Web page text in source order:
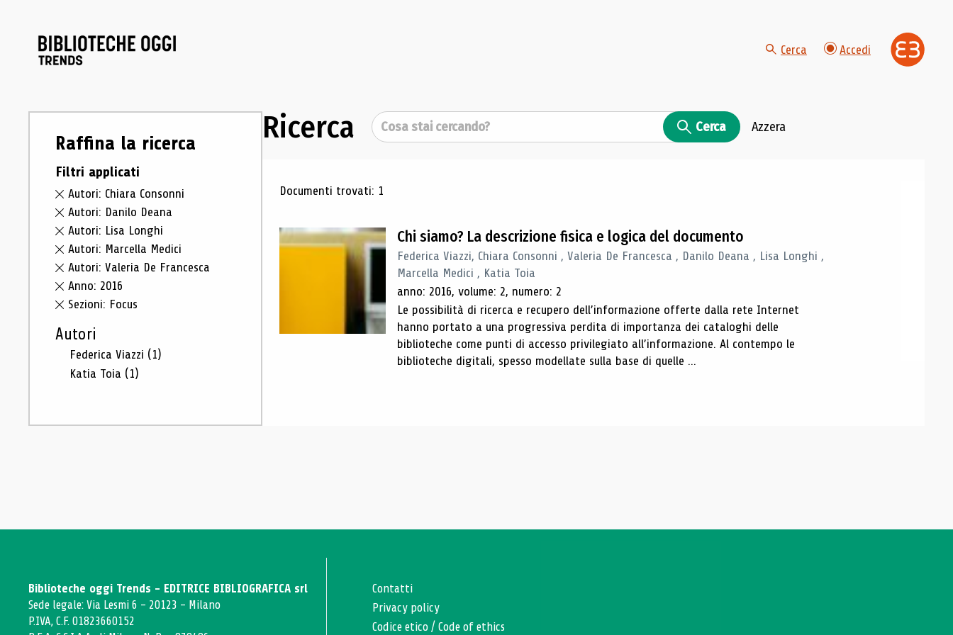
Cerca Accedi
Raffina la ricerca
Filtri applicati
Autori: Chiara Consonni
Autori: Danilo Deana
Autori: Lisa Longhi
Autori: Marcella Medici
Autori: Valeria De Francesca
Anno: 2016
Sezioni: Focus
Autori
Federica Viazzi (1)
Katia Toia (1)
Ricerca Cerca Cerca Azzera
Risultati di ricerca
Documenti trovati: 1
Chi siamo? La descrizione fisica e logica del documento
Federica Viazzi, Chiara Consonni , Valeria De Francesca , Danilo Deana , Lisa Longhi ,
Marcella Medici , Katia Toia
anno: 2016, volume: 2, numero: 2
Le possibilità di ricerca e recupero dell’informazione offerte dalla rete Internet
hanno portato a una progressiva perdita di importanza dei cataloghi delle
biblioteche come punti di accesso privilegiato all’informazione. Al contempo le
biblioteche digitali, spesso modellate sulla base di quelle ...
Biblioteche oggi Trends - EDITRICE BIBLIOGRAFICA srl
Sede legale: Via Lesmi 6 - 20123 - Milano
P.IVA, C.F. 01823660152
Contatti
Privacy policy
Codice etico /Code of ethics